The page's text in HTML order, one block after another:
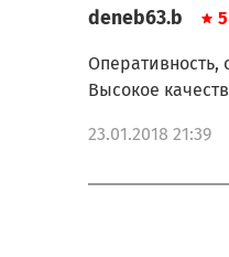
deneb63.b 5
Оперативность,
Высокое
23.01.2018 21:39